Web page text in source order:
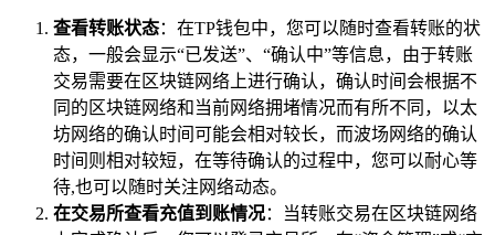
查看转账状态：在TP钱包中，您可以随时查看转账的状
态，一般会显示“已发送”、“确认中”等信息，由于转账
交易需要在区块链网络上进行确认，确认时间会根据不
同的区块链网络和当前网络拥堵情况而有所不同，以太
坊网络的确认时间可能会相对较长，而波场网络的确认
时间则相对较短，在等待确认的过程中，您可以耐心等
待,也可以随时关注网络动态。
在交易所查看充值到账情况：当转账交易在区块链网络